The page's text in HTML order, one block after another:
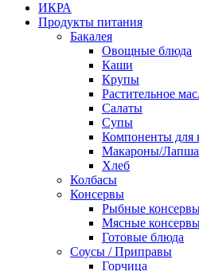
ИКРА
Продукты питания
Бакалея
Овощные блюда
Каши
Крупы
Растительное
Салаты
Супы
Компоненты для
Макароны/
Хлеб
Колбасы
Консервы
Рыбные
Мясные
Готовые блюда
Соусы / Приправы
Горчица